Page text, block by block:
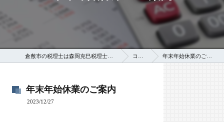
コラム 年末年始休業のご案内
年末年始休業のご案内
2023/12/27